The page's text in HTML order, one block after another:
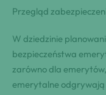
Przegląd
W dziedzinie
bezpieczeństwa
zarówno dla
emerytalne odgrywają